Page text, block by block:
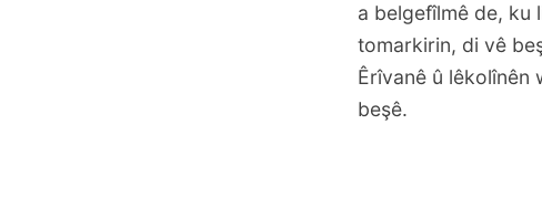
a belgefîlmê de, ku
tomarkirin, di vê
Êrîvanê û lêkolînên
beşê.